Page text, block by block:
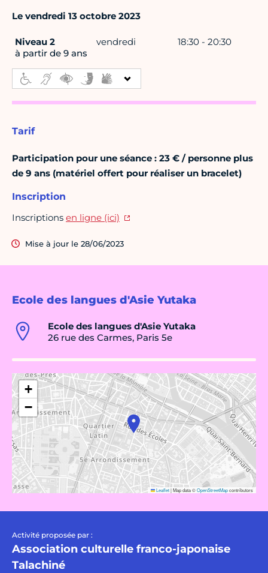
Ecole des langues d'Asie Yutaka
Ecole des langues d'Asie Yutaka
26 rue des Carmes, Paris 5e
+
−
Leaflet|Map data ©OpenStreetMapcontributors
Activité proposée par :
Association culturelle franco-japonaise
Talachiné
Le vendredi 13 octobre 2023
Niveau 2
à partir de 9 ans
vendredi 18:30 - 20:30
Tarif
Participation pour une séance : 23 € / personne plus
de 9 ans (matériel offert pour réaliser un bracelet)
Inscription
Inscriptions en ligne (ici)
Mise à jour le 28/06/2023